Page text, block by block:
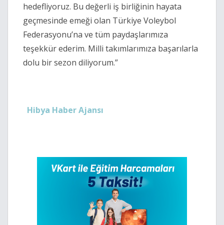
hedefliyoruz. Bu değerli iş birliğinin hayata
geçmesinde emeği olan Türkiye Voleybol
Federasyonu’na ve tüm paydaşlarımıza
teşekkür ederim. Milli takımlarımıza başarılarla
dolu bir sezon diliyorum.”
Hibya Haber Ajansı